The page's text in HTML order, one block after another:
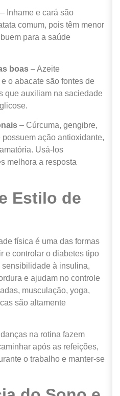
– Inhame e cará são
comum, pois têm menor
para a saúde
boas – Azeite
o abacate são fontes de
que auxiliam na saciedade
– Cúrcuma, gengibre,
ação antioxidante,
Usá-los
melhora a resposta
Estilo de
física é uma das formas
e controlar o diabetes tipo
à insulina,
e ajudam no controle
musculação, yoga,
são altamente
na rotina fazem
após as refeições,
o trabalho e manter-se